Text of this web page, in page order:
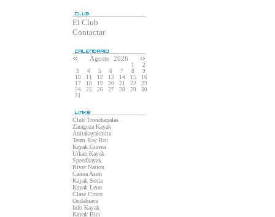
El Club
Contactar
Agosto 2026
1
2
3
4 5 6 7 8
9
10
11 12 13 14 15
16
17
18 19 20 21 22
23
24
25 26 27 28 29
30
31
Club Tronchapalas
Zaragoza Kayak
Anitakayakmita
Team Roc Roi
Kayak Gurrea
Urkan Kayak
Speedkayak
River Nation
Canoa Ason
Kayak Soria
Kayak Leon
Clase Cinco
Ondabrava
Info Kayak
Kayak Bici